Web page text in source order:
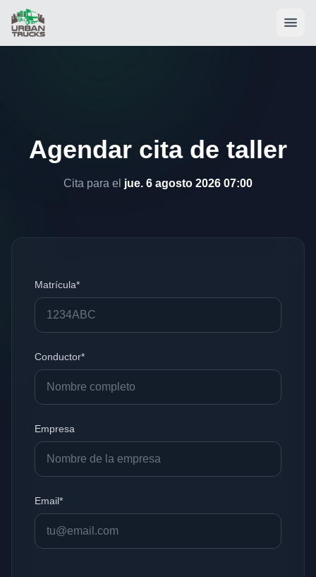
Agendar cita de taller
Cita para el jue. 6 agosto 2026 07:00
Matrícula*
Conductor*
Empresa
Email*